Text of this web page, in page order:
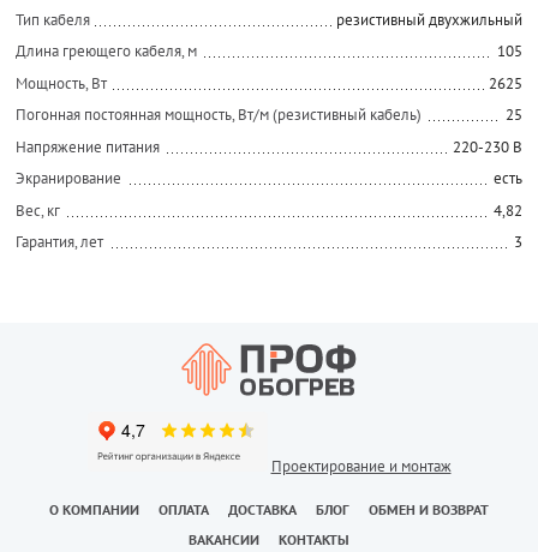
Тип кабеля
резистивный двухжильный
Длина греющего кабеля, м
105
Мощность, Вт
2625
Погонная постоянная мощность, Вт/м (резистивный кабель)
25
Напряжение питания
220-230 В
Экранирование
есть
Вес, кг
4,82
Гарантия, лет
3
Проектирование и монтаж
О КОМПАНИИ ОПЛАТА ДОСТАВКА БЛОГ
ОБМЕН И ВОЗВРАТ
ВАКАНСИИ
КОНТАКТЫ